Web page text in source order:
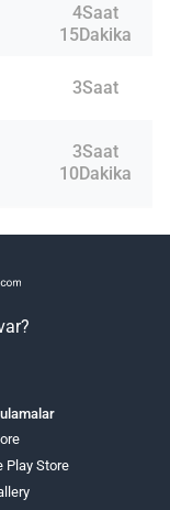
4Saat
15Dakika
3Saat
3Saat
10Dakika
Play Store